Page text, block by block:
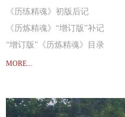
《历练精魂》初版后记
《历炼精魂》“增订版”补记
“增订版”《历炼精魂》目录
“增订版”《历炼精魂》题记
《历炼精魂》序 论
MORE...